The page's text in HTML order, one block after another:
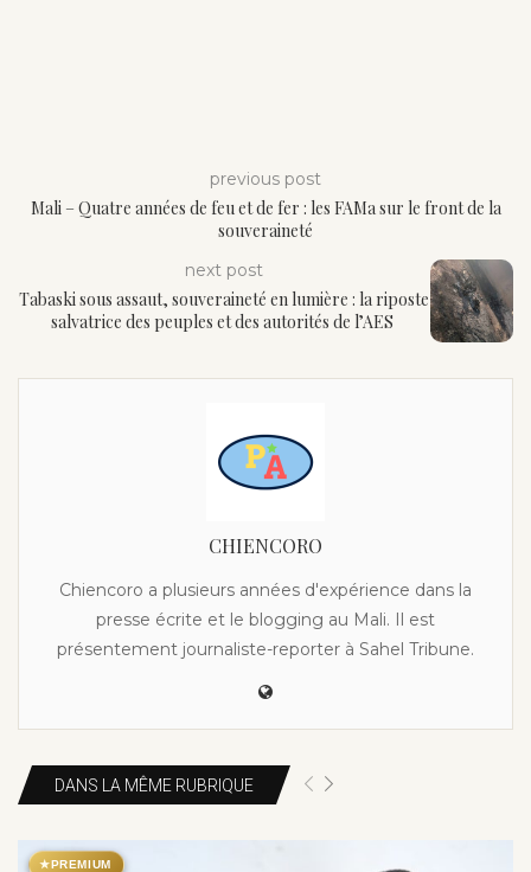
previous post
Mali – Quatre années de feu et de fer : les FAMa sur le front de la
souveraineté
next post
Tabaski sous assaut, souveraineté en lumière : la riposte
salvatrice des peuples et des autorités de l’AES
CHIENCORO
Chiencoro a plusieurs années d'expérience dans la
presse écrite et le blogging au Mali. Il est
présentement journaliste-reporter à Sahel Tribune.
DANS LA MÊME RUBRIQUE
★PREMIUM